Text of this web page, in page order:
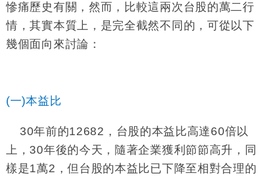
慘痛歷史有關，然而，比較這兩次台股的萬二行
情，其實本質上，是完全截然不同的，可從以下
幾個面向來討論：
(一)本益比
30年前的12682 ，台股的本益比高達60倍以
上， 30年後的今天，隨著企業獲利節節高升，同
樣是1萬2 ，但台股的本益比已下降至相對合理的